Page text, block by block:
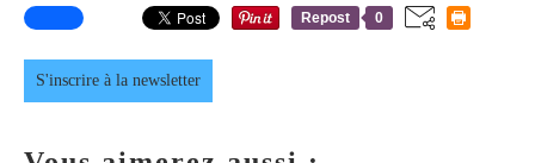
Repost 0
S'inscrire à la newsletter